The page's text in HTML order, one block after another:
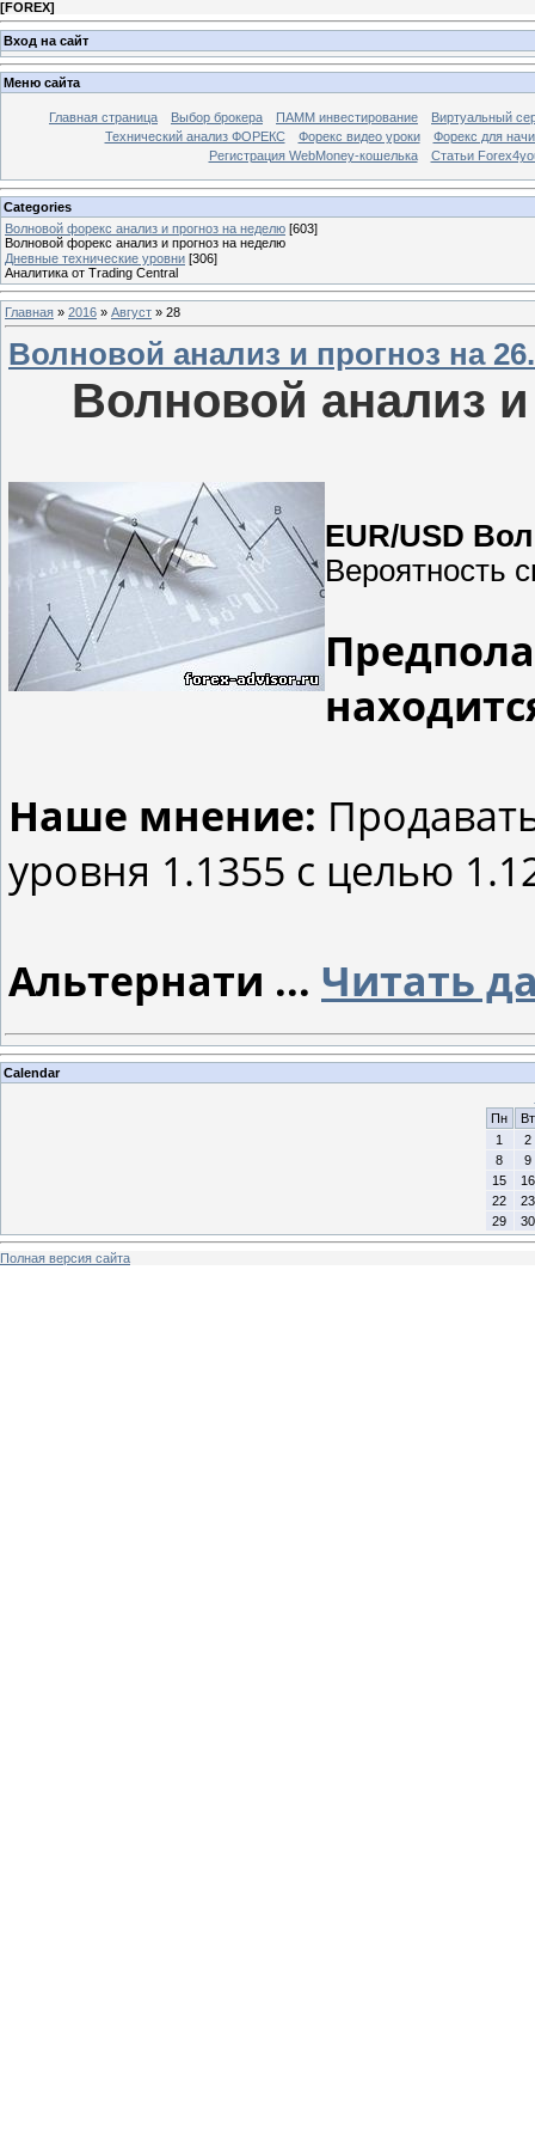
[FOREX]
Вход на сайт
Меню сайта
Главная страница Выбор брокера ПАММ инвестирование
Виртуальный
Технический анализ ФОРЕКС
Форекс видео уроки
Форекс для
Регистрация WebMoney-кошелька
Статьи
Categories
Волновой форекс анализ и прогноз на неделю [603]
Волновой форекс анализ и прогноз на неделю
Дневные технические уровни [306]
Аналитика от Trading Central
Главная » 2016 » Август » 28
Волновой анализ и прогноз на
Волновой анализ и
EUR/USD
Вероятность
Наше мнение:
уровня 1.1355 с целью
Альтернати ... Читать
Calendar
Пн
Вт
1
2
8
9
15
16
22
23
29
30
Полная версия сайта